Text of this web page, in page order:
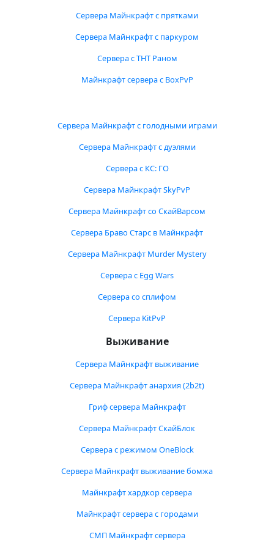
Сервера Майнкрафт с прятками
Сервера Майнкрафт с паркуром
Сервера с ТНТ Раном
Майнкрафт сервера с BoxPvP
Сервера Майнкрафт с голодными играми
Сервера Майнкрафт с дуэлями
Сервера с КС: ГО
Сервера Майнкрафт SkyPvP
Сервера Майнкрафт со СкайВарсом
Сервера Браво Старс в Майнкрафт
Сервера Майнкрафт Murder Mystery
Сервера с Egg Wars
Сервера со сплифом
Сервера KitPvP
Выживание
Сервера Майнкрафт выживание
Сервера Майнкрафт анархия (2b2t)
Гриф сервера Майнкрафт
Сервера Майнкрафт СкайБлок
Сервера с режимом OneBlock
Сервера Майнкрафт выживание бомжа
Майнкрафт хардкор сервера
Майнкрафт сервера с городами
СМП Майнкрафт сервера